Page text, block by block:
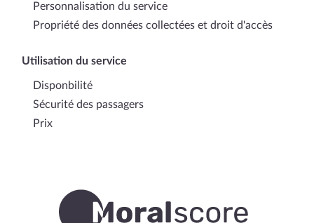
Personnalisation du service
Propriété des données collectées et droit d'accès
Utilisation du service
Disponbilité
Sécurité des passagers
Prix